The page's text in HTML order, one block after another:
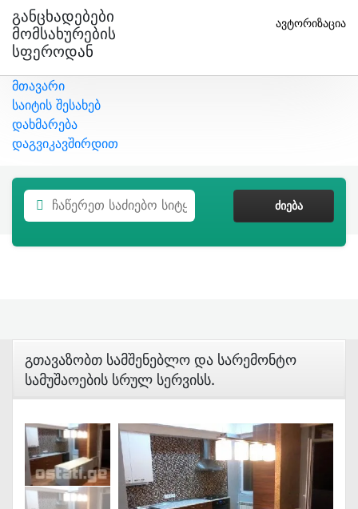
Განცხადებები
Მომსახურების
Სფეროდან
ავტორიზაცია
მთავარი
საიტის შესახებ
დახმარება
დაგვიკავშირდით
ᲫᲘᲔᲑᲐ
Გთავაზობთ Სამშენებლო Და Სარემონტო
Სამუშაოების Სრულ Სერვისს.